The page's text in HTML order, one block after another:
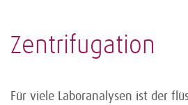
Zentrifugation
Für viele Laboranalysen ist der